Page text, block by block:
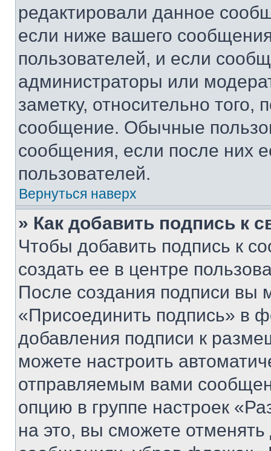
редактировали данное
если ниже вашего
пользователей, и если
администраторы или
заметку, относительно
сообщение. Обычные
сообщения, если после них
пользователей.
Вернуться наверх
» Как добавить подпись к
Чтобы добавить подпись к
создать ее в центре
После создания подписи вы
«Присоединить подпись» в
добавления подписи к
можете настроить
отправляемым вами
опцию в группе настроек
на это, вы сможете